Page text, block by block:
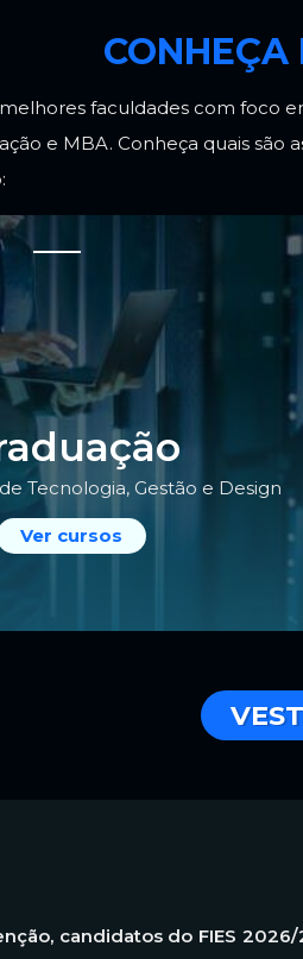
CONHEÇA
faculdades com foco
e MBA. Conheça quais são
Tecnologia, Gestão e Design
Ver cursos
candidatos do FIES 2026/